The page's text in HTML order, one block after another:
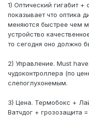
1) Оптический гигабит
показывает что оптика
меняются быстрее чем
устройство
то сегодня оно должно
2) Управление. Must
чудоконтроллера (по
слепоглухонемым.
3) Цена. Термобокс +
Ватчдог + грозозащита